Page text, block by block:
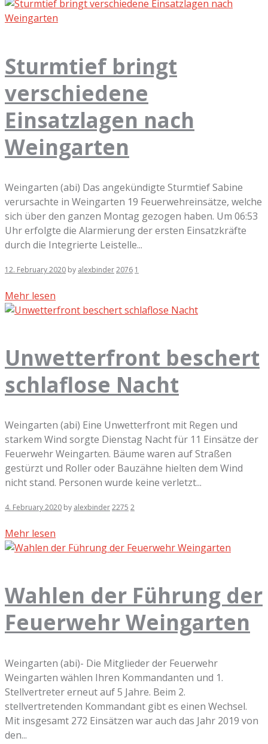
Sturmtief bringt
verschiedene
Einsatzlagen nach
Weingarten
Weingarten (abi) Das angekündigte Sturmtief Sabine
verursachte in Weingarten 19 Feuerwehreinsätze, welche
sich über den ganzen Montag gezogen haben. Um 06:53
Uhr erfolgte die Alarmierung der ersten Einsatzkräfte
durch die Integrierte Leistelle...
12. February 2020 by alexbinder2076 1
Mehr lesen
Unwetterfront beschert
schlaflose Nacht
Weingarten (abi) Eine Unwetterfront mit Regen und
starkem Wind sorgte Dienstag Nacht für 11 Einsätze der
Feuerwehr Weingarten. Bäume waren auf Straßen
gestürzt und Roller oder Bauzähne hielten dem Wind
nicht stand. Personen wurde keine verletzt...
4. February 2020 by alexbinder2275 2
Mehr lesen
Wahlen der Führung der
Feuerwehr Weingarten
Weingarten (abi)- Die Mitglieder der Feuerwehr
Weingarten wählen Ihren Kommandanten und 1.
Stellvertreter erneut auf 5 Jahre. Beim 2.
stellvertretenden Kommandant gibt es einen Wechsel.
Mit insgesamt 272 Einsätzen war auch das Jahr 2019 von
den...